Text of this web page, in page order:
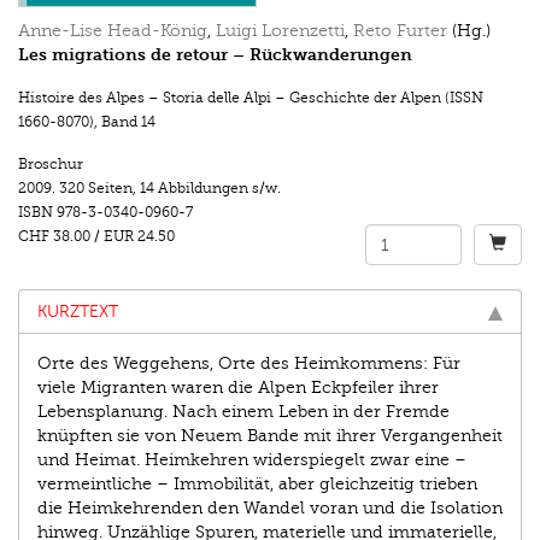
Anne-Lise Head-König, Luigi Lorenzetti, Reto Furter (Hg.)
Les migrations de retour – Rückwanderungen
Histoire des Alpes – Storia delle Alpi – Geschichte der Alpen (ISSN
1660-8070), Band 14
Broschur
2009. 320 Seiten, 14 Abbildungen s/w.
ISBN 978-3-0340-0960-7
CHF 38.00 / EUR 24.50
KURZTEXT
Orte des Weggehens, Orte des Heimkommens: Für
viele Migranten waren die Alpen Eckpfeiler ihrer
Lebensplanung. Nach einem Leben in der Fremde
knüpften sie von Neuem Bande mit ihrer Vergangenheit
und Heimat. Heimkehren widerspiegelt zwar eine –
vermeintliche – Immobilität, aber gleichzeitig trieben
die Heimkehrenden den Wandel voran und die Isolation
hinweg. Unzählige Spuren, materielle und immaterielle,